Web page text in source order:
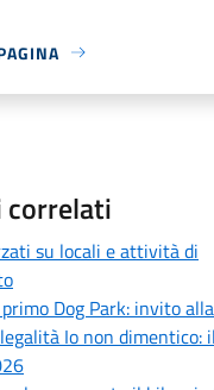
correlati
su locali e attività di
Dog Park: invito
Io non dimentico: